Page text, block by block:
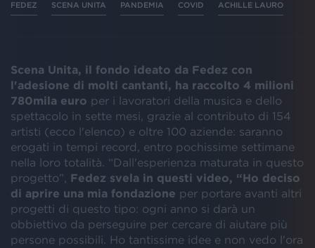
FEDEZ SCENA UNITA PANDEMIA COVID ACHILLE LAURO
Scena Unita, il fondo ideato da Fedez con
l'adesione di molti cantanti, ha raccolto 4 milioni
780mila euro per i lavoratori della musica e dello
spettacolo in sette mesi, grazie al contributo di 154
artisti (ecco l'elenco) e oltre 100 aziende: saranno
erogati in tempi record, entro pochissime settimane
nella loro totalità. “Dall'esperienza maturata in questo
progetto”,
Fedez svela in questi video, “Ho deciso
di aprire una mia fondazione per portare avanti altri
progetti di questo tipo: ogni anno si darà un
obbiettivo da perseguire per cercare di aiutare più
persone possibili. Ho tantissime idee e non vedo l'ora